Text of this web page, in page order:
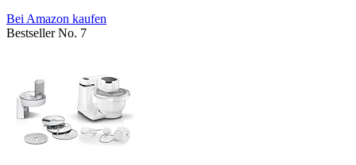
Bei Amazon kaufen
Bestseller No. 7